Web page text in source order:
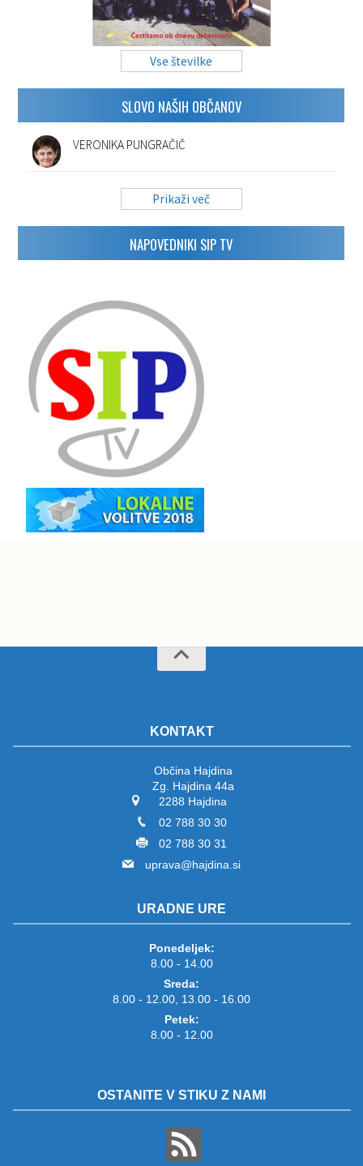
Vse številke
SLOVO NAŠIH OBČANOV
VERONIKA PUNGRAČIČ
Prikaži več
NAPOVEDNIKI SIP TV
KONTAKT
Občina Hajdina
Zg. Hajdina 44a
2288 Hajdina
02 788 30 30
02 788 30 31
uprava@hajdina.si
URADNE URE
Ponedeljek:
8.00 - 14.00
Sreda:
8.00 - 12.00, 13.00 - 16.00
Petek:
8.00 - 12.00
OSTANITE V STIKU Z NAMI